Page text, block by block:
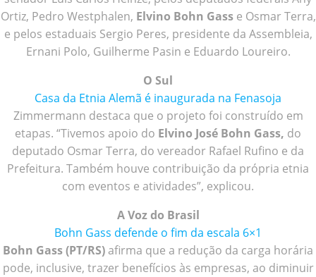
Ortiz, Pedro Westphalen, Elvino Bohn Gasse Osmar Terra,
e pelos estaduais Sergio Peres, presidente da Assembleia,
Ernani Polo, Guilherme Pasin e Eduardo Loureiro.
O Sul
Casa da Etnia Alemã é inaugurada na Fenasoja
Zimmermann destaca que o projeto foi construído em
etapas. “Tivemos apoio do Elvino José Bohn Gass, do
deputado Osmar Terra, do vereador Rafael Rufino e da
Prefeitura. Também houve contribuição da própria etnia
com eventos e atividades”, explicou.
A Voz do Brasil
Bohn Gass defende o fim da escala 6×1
Bohn Gass (PT/RS)afirma que a redução da carga horária
pode, inclusive, trazer benefícios às empresas, ao diminuir